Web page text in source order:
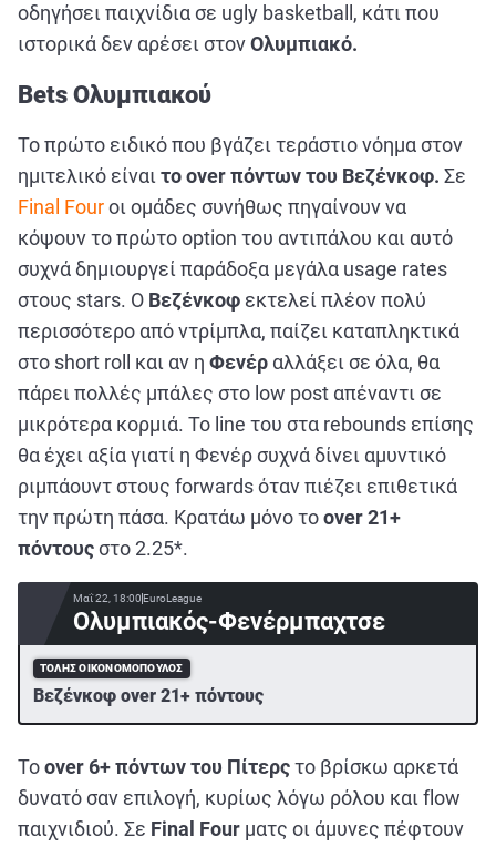
οδηγήσει παιχνίδια σε ugly basketball, κάτι που
ιστορικά δεν αρέσει στονΟλυμπιακό.
Bets Ολυμπιακού
Το πρώτο ειδικό που βγάζει τεράστιο νόημα στον
ημιτελικό είναι το over πόντων του Βεζένκοφ. Σε
Final Fourοι ομάδες συνήθως πηγαίνουν να
κόψουν το πρώτο option του αντιπάλου και αυτό
συχνά δημιουργεί παράδοξα μεγάλα usage rates
στους stars. Ο Βεζένκοφ εκτελεί πλέον πολύ
περισσότερο από ντρίμπλα, παίζει καταπληκτικά
στο short roll και αν η Φενέρ αλλάξει σε όλα, θα
πάρει πολλές μπάλες στο low post απέναντι σε
μικρότερα κορμιά. Το line του στα rebounds επίσης
θα έχει αξία γιατί η Φενέρ συχνά δίνει αμυντικό
ριμπάουντ στους forwards όταν πιέζει επιθετικά
την πρώτη πάσα. Κρατάω μόνο τοover 21+
πόντουςστο 2.25*.
Μαΐ 22, 18:00EuroLeague
Ολυμπιακός-Φενέρμπαχτσε
ΤΌΛΗΣ ΟΙΚΟΝΟΜΌΠΟΥΛΟΣ
Βεζένκοφ over 21+ πόντους
Τοover 6+ πόντων του Πίτερςτο βρίσκω αρκετά
δυνατό σαν επιλογή, κυρίως λόγω ρόλου και flow
παιχνιδιού. Σε Final Four ματς οι άμυνες πέφτουν